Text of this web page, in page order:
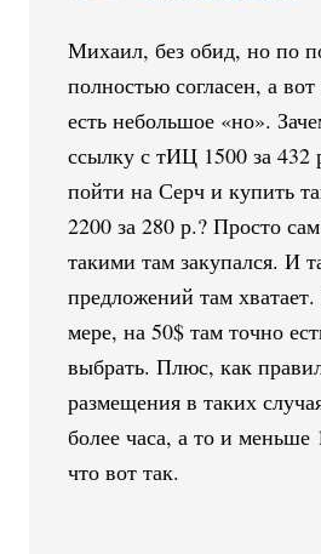
Михаил, без обид, но по
полностью согласен, а
есть небольшое «но».
ссылку с тИЦ 1500 за
пойти на Серч и купить
2200 за 280 р.? Просто
такими там закупался. И
предложений там
мере, на 50$ там точно
выбрать. Плюс, как
размещения в таких
более часа, а то и
что вот так.